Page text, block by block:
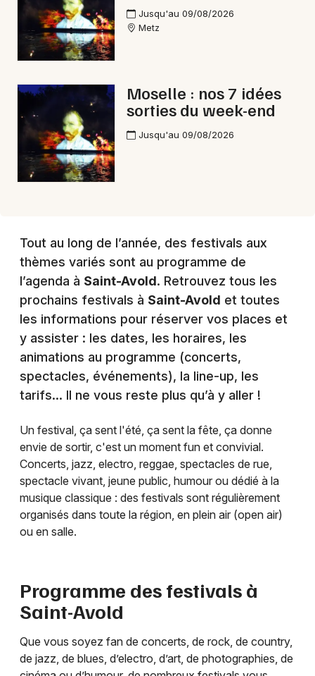
57 - Moselle
Choisir mes départements
Mon email
Jusqu'au 09/08/2026
Metz
Moselle : nos 7 idées
sorties du week-end
Jusqu'au 09/08/2026
Tout au long de l’année, des festivals aux
thèmes variés sont au programme de
l’agenda à Saint-Avold. Retrouvez tous les
prochains festivals à Saint-Avold et toutes
les informations pour réserver vos places et
y assister : les dates, les horaires, les
animations au programme (concerts,
spectacles, événements), la line-up, les
tarifs… Il ne vous reste plus qu’à y aller !
Un festival, ça sent l'été, ça sent la fête, ça donne
envie de sortir, c'est un moment fun et convivial.
Concerts, jazz, electro, reggae, spectacles de rue,
spectacle vivant, jeune public, humour ou dédié à la
musique classique : des festivals sont régulièrement
organisés dans toute la région, en plein air (open air)
ou en salle.
Programme des festivals à
Saint-Avold
Que vous soyez fan de concerts, de rock, de country,
de jazz, de blues, d’electro, d’art, de photographies, de